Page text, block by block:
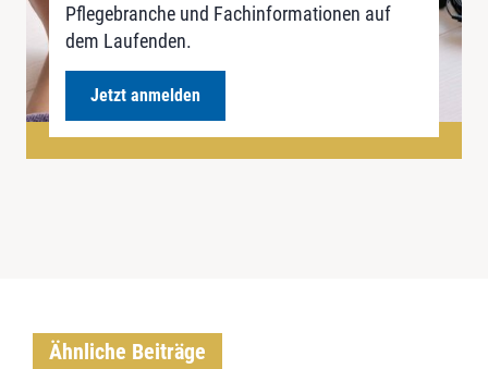
Pflegebranche und Fachinformationen auf
dem Laufenden.
Jetzt anmelden
Ähnliche Beiträge